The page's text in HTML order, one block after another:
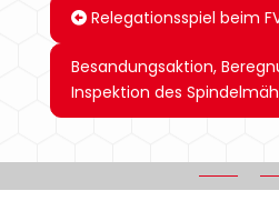
Relegationsspiel beim
Besandungsaktion,
Inspektion des